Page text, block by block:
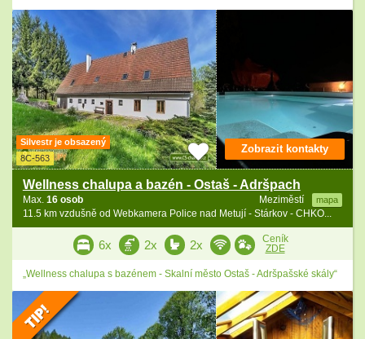
Silvestr je obsazený
8C-563
Wellness chalupa a bazén - Ostaš - Adršpach
Meziměstí mapa
Max. 16 osob
11.5 km vzdušně od Webkamera Police nad Metují - Stárkov - CHKO...
Zobrazit kontakty
6x 2x 2x
Ceník
ZDE
„Wellness chalupa s bazénem - Skalní město Ostaš - Adršpašské skály“